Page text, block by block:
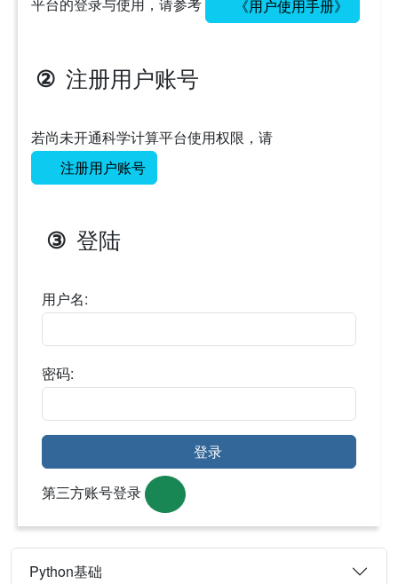
《用户使用手册》
② 注册用户账号
若尚未开通科学计算平台使用权限，请
注册用户账号
③ 登陆
用户名:
密码:
登录
第三方账号登录
Python基础